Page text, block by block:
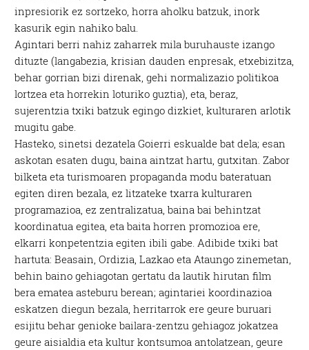
inpresiorik ez sortzeko, horra aholku batzuk, inork
kasurik egin nahiko balu.
Agintari berri nahiz zaharrek mila buruhauste izango
dituzte (langabezia, krisian dauden enpresak, etxebizitza,
behar gorrian bizi direnak, gehi normalizazio politikoa
lortzea eta horrekin loturiko guztia), eta, beraz,
sujerentzia txiki batzuk egingo dizkiet, kulturaren arlotik
mugitu gabe.
Hasteko, sinetsi dezatela Goierri eskualde bat dela; esan
askotan esaten dugu, baina aintzat hartu, gutxitan. Zabor
bilketa eta turismoaren propaganda modu bateratuan
egiten diren bezala, ez litzateke txarra kulturaren
programazioa, ez zentralizatua, baina bai behintzat
koordinatua egitea, eta baita horren promozioa ere,
elkarri konpetentzia egiten ibili gabe. Adibide txiki bat
hartuta: Beasain, Ordizia, Lazkao eta Ataungo zinemetan,
behin baino gehiagotan gertatu da lautik hirutan film
bera ematea asteburu berean; agintariei koordinazioa
eskatzen diegun bezala, herritarrok ere geure buruari
esijitu behar genioke bailara-zentzu gehiagoz jokatzea
geure aisialdia eta kultur kontsumoa antolatzean, geure